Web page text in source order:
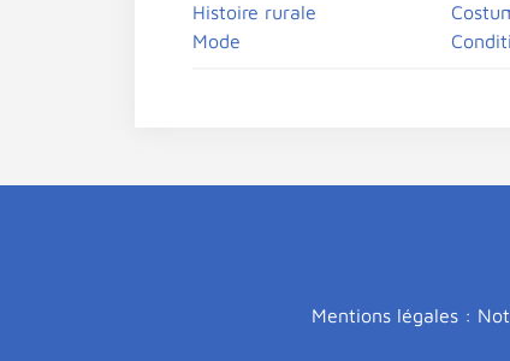
Histoire rurale
Mode
Mentions légales :